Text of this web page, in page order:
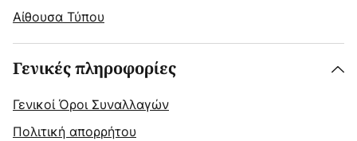
Αίθουσα Τύπου
Γενικές πληροφορίες
Γενικοί Όροι Συναλλαγών
Πολιτική απορρήτου